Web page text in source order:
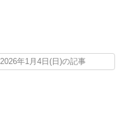
2026年1月4日(日)の記事